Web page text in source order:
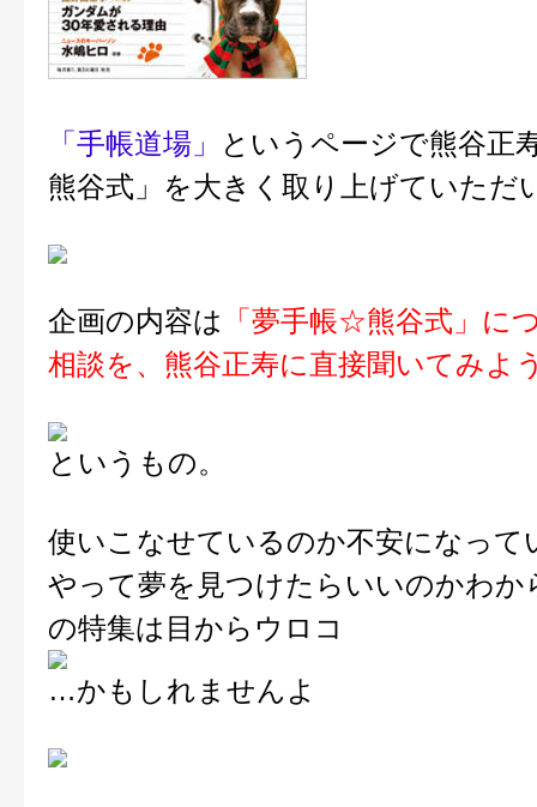
「手帳道場」
というページで熊谷正
熊谷式」を大きく取り上げていただ
企画の内容は
「夢手帳☆熊谷式」に
相談を、熊谷正寿に直接聞いてみよ
というもの。
使いこなせているのか不安になって
やって夢を見つけたらいいのかわか
の特集は目からウロコ
…かもしれませんよ